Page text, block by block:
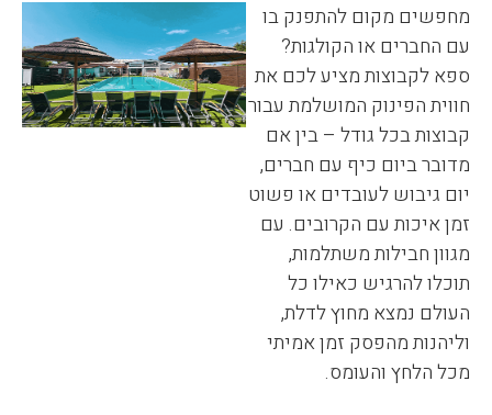
מחפשים מקום להתפנק בו
עם החברים או הקולגות?
ספא לקבוצות מציע לכם את
חווית הפינוק המושלמת עבור
קבוצות בכל גודל – בין אם
מדובר ביום כיף עם חברים,
יום גיבוש לעובדים או פשוט
זמן איכות עם הקרובים. עם
מגוון חבילות משתלמות,
תוכלו להרגיש כאילו כל
העולם נמצא מחוץ לדלת,
וליהנות מהפסק זמן אמיתי
מכל הלחץ והעומס.